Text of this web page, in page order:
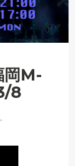
M-
8